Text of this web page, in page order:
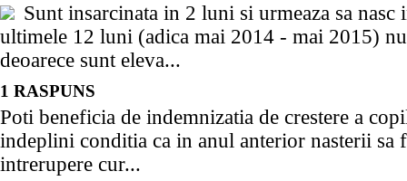
Sunt insarcinata in 2 luni si urmeaza sa
ultimele 12 luni (adica mai 2014 - mai 2015)
deoarece sunt eleva...
1 RASPUNS
Poti beneficia de indemnizatia de crestere a
indeplini conditia ca in anul anterior nasterii sa
intrerupere cur...